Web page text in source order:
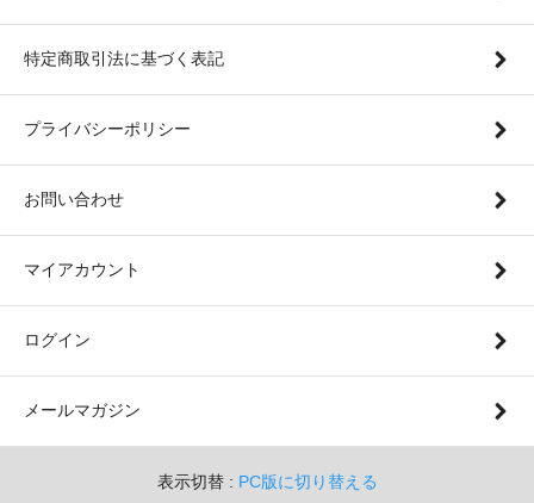
特定商取引法に基づく表記
プライバシーポリシー
お問い合わせ
マイアカウント
ログイン
メールマガジン
表示切替 : PC版に切り替える